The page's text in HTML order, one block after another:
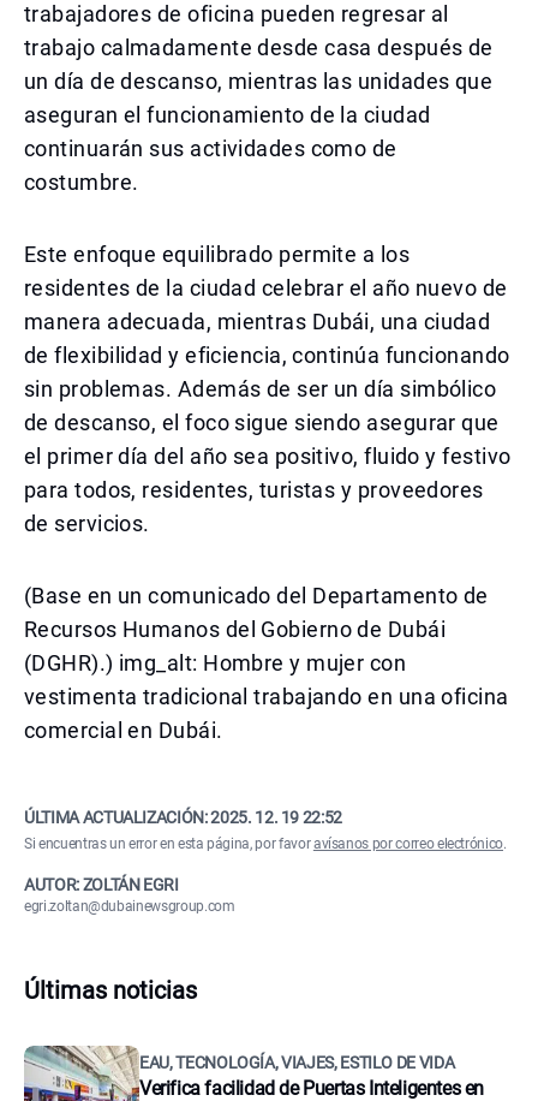
trabajadores de oficina pueden regresar al
trabajo calmadamente desde casa después de
un día de descanso, mientras las unidades que
aseguran el funcionamiento de la ciudad
continuarán sus actividades como de
costumbre.
Este enfoque equilibrado permite a los
residentes de la ciudad celebrar el año nuevo de
manera adecuada, mientras Dubái, una ciudad
de flexibilidad y eficiencia, continúa funcionando
sin problemas. Además de ser un día simbólico
de descanso, el foco sigue siendo asegurar que
el primer día del año sea positivo, fluido y festivo
para todos, residentes, turistas y proveedores
de servicios.
(Base en un comunicado del Departamento de
Recursos Humanos del Gobierno de Dubái
(DGHR).) img_alt: Hombre y mujer con
vestimenta tradicional trabajando en una oficina
comercial en Dubái.
ÚLTIMA ACTUALIZACIÓN:2025. 12. 19 22:52
Si encuentras un error en esta página, por favoravísanos por correo electrónico.
AUTOR: ZOLTÁN EGRI
egri.zoltan@dubainewsgroup.com
Últimas noticias
EAU, TECNOLOGÍA, VIAJES, ESTILO DE VIDA
Verifica facilidad de Puertas Inteligentes en